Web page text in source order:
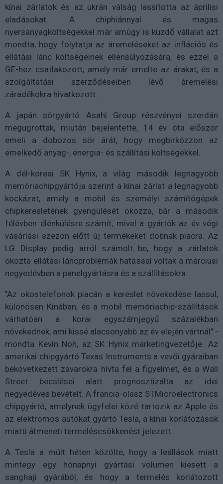
kínai zárlatok és az ukrán válság lassította az áprilisi
eladásokat. A chiphiánnyal és magas
nyersanyagköltségekkel már amúgy is küzdő vállalat azt
mondta, hogy folytatja az áremeléseket az inflációs és
ellátási lánc költségeinek ellensúlyozására, és ezzel a
GE-hez csatlakozott, amely már emelte az árakat, és a
szolgáltatási szerződéseiben lévő áremelési
záradékokra hivatkozott.
A japán sörgyártó Asahi Group részvényei szerdán
megugrottak, miután bejelentette, 14 év óta először
emeli a dobozos sör árát, hogy megbirkózzon az
emelkedő anyag-, energia- és szállítási költségekkel.
A dél-koreai SK Hynix, a világ második legnagyobb
memóriachipgyártója szerint a kínai zárlat a legnagyobb
kockázat, amely a mobil és személyi számítógépek
chipkeresletének gyengülését okozza, bár a második
félévben élénkülésre számít, mivel a gyártók az év végi
vásárlási szezon előtt új termékeket dobnak piacra. Az
LG Display pedig arról számolt be, hogy a zárlatok
okozta ellátási láncproblémák hatással voltak a márciusi
negyedévben a panelgyártásra és a szállításokra.
"Az okostelefonok piacán a kereslet növekedése lassul,
különösen Kínában, és a mobil memóriachip-szállítások
várhatóan a korai egyszámjegyű százalékban
növekednek, ami kissé alacsonyabb az év elején vártnál" -
mondta Kevin Noh, az SK Hynix marketingvezetője. Az
amerikai chipgyártó Texas Instruments a vevői gyáraiban
bekövetkezett zavarokra hívta fel a figyelmet, és a Wall
Street becslései alatt prognosztizálta az idei
negyedéves bevételt. A francia-olasz STMicroelectronics
chipgyártó, amelynek ügyfelei közé tartozik az Apple és
az elektromos autókat gyártó Tesla, a kínai korlátozások
miatti átmeneti termeléscsökkenést jelezett.
A Tesla a múlt héten közölte, hogy a leállások miatt
mintegy egy hónapnyi gyártási volumen kiesett a
sanghaji gyárából, és hogy a termelés korlátozott